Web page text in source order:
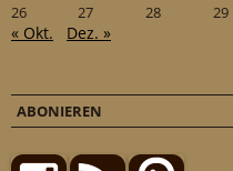
26
27 28 29
« Okt. Dez. »
ABONIEREN